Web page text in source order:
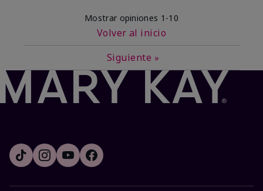
Mostrar opiniones 1-10
Volver al inicio
Siguiente »